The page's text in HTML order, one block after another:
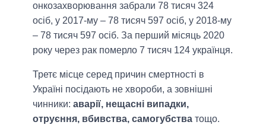
онкозахворювання забрали 78 тисяч 324
осіб, у 2017-му – 78 тисяч 597 осіб, у 2018-му
– 78 тисяч 597 осіб. За перший місяць 2020
року через рак померло 7 тисяч 124 українця.
Третє місце серед причин смертності в
Україні посідають не хвороби, а зовнішні
чинники: аварії, нещасні випадки,
отруєння, вбивства, самогубства тощо.